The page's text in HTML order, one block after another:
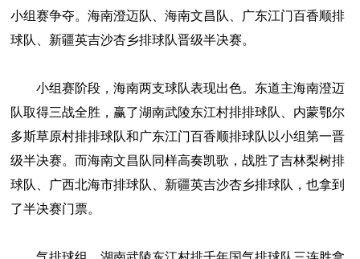
小组赛争夺。海南澄迈队、海南文昌队、广东江门百香顺排
球队、新疆英吉沙杏乡排球队晋级半决赛。
小组赛阶段，海南两支球队表现出色。东道主海南澄迈
队取得三战全胜，赢了湖南武陵东江村排排球队、内蒙鄂尔
多斯草原村排排球队和广东江门百香顺排球队以小组第一晋
级半决赛。而海南文昌队同样高奏凯歌，战胜了吉林梨树排
球队、广西北海市排球队、新疆英吉沙杏乡排球队，也拿到
了半决赛门票。